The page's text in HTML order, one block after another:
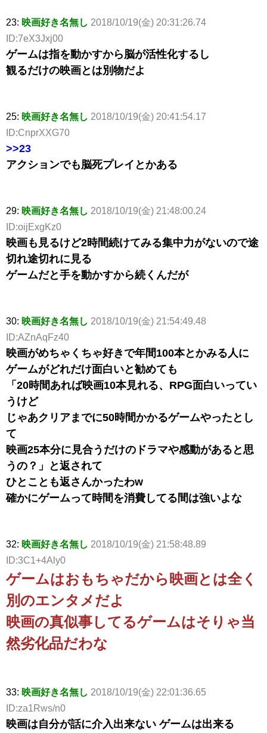
23: 映画好き名無し 2018/10/19(金) 20:31:26.74
ID:7eX3Jxj00
ゲームは指を動かすから脳が活性化するし
観るだけの映画とは別物だよ
25: 映画好き名無し 2018/10/19(金) 20:41:54.17
ID:CnprXXG70
>>23
アクションでも脳死プレイとかある
29: 映画好き名無し 2018/10/19(金) 21:48:00.24
ID:oijExgKz0
映画も見るけど2時間続けてみる集中力がないので途
切れ途切れに見る
ゲームだと手を動かすから続くんだが
30: 映画好き名無し 2018/10/19(金) 21:54:49.48
ID:AZnAqFz40
映画がめちゃくちゃ好きで年間100本とかみる人に
ゲームがどれだけ面白いと勧めても
「20時間あれば映画10本見れる、RPG面白いってい
うけど
じゃあクリアまでに50時間かかるゲームやったとし
て
映画25本分に見合うだけのドラマや感動があると思
うの？」と返されて
ひとことも返さんかったわw
確かにゲームって時間を消費してる間は強いよな
32: 映画好き名無し 2018/10/19(金) 21:58:48.89
ID:3C1+4Aly0
ゲームはおもちゃだから映画とは全く
別のエンタメだよ
映画の真似事してるゲームはそりゃ当
然劣化品だわな
33: 映画好き名無し 2018/10/19(金) 22:01:36.65
ID:za1Rws/n0
映画は自分が話に介入出来ない ゲームは出来る